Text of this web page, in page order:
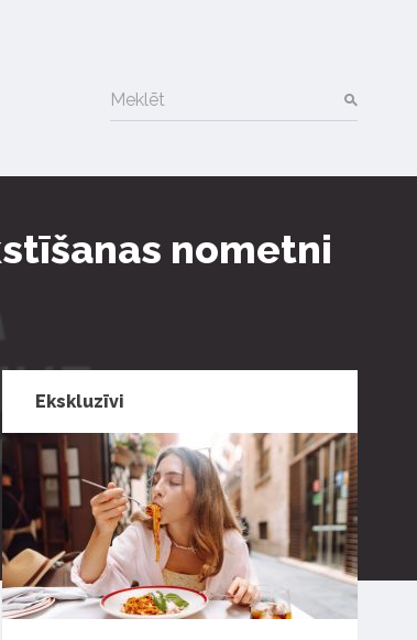
Meklēt
nometni
Ekskluzīvi